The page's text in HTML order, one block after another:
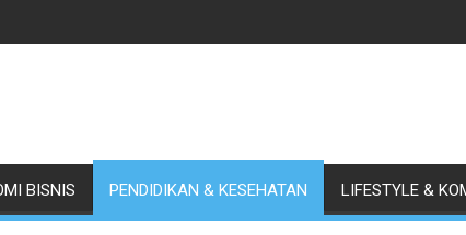
BISNIS PENDIDIKAN & KESEHATAN LIFESTYLE &